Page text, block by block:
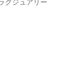
グジュアリー